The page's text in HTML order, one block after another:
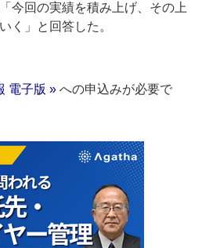
今回の実績を積み上げ、その上
く」と回答した。
電子版 » への申込みが必要で